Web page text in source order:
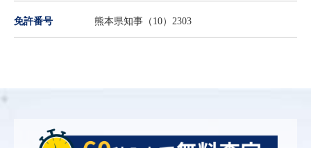
免許番号 熊本県知事（10）2303